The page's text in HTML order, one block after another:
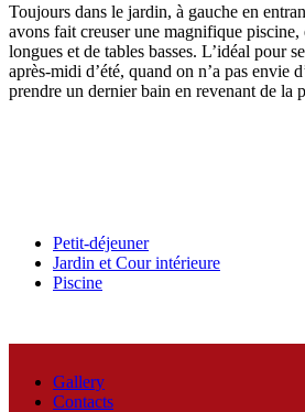
Toujours dans le jardin, à gauche en
avons fait creuser une magnifique piscine,
longues et de tables basses. L’idéal pour
après-midi d’été, quand on n’a pas envie
prendre un dernier bain en revenant de la
Petit-déjeuner
Jardin et Cour intérieure
Piscine
Gallery
Contacts